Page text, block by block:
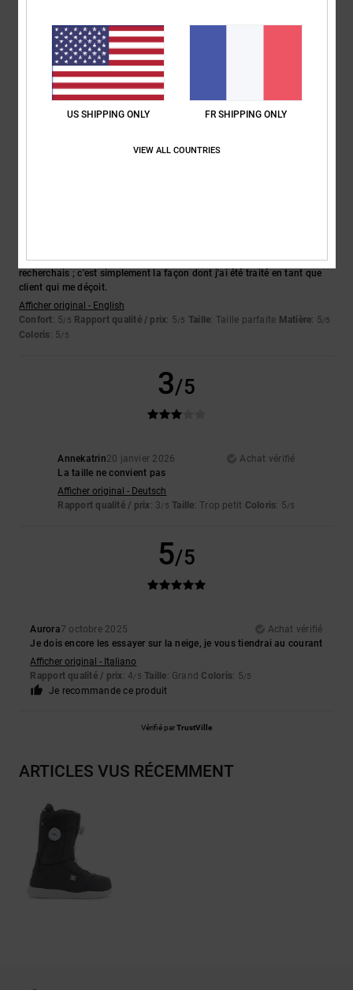
Trop petit Trop grand
Coloris
Les robots en eux-mêmes correspondaient exactement à ce que je
recherchais ; c'est simplement la façon dont j'ai été traité en tant que
client qui me déçoit.
Afficher original - English
Confort: 5/5 Rapport qualité / prix: 5/5 Taille: Taille parfaite Matière: 5/5
Coloris: 5/5
3/5
Annekatrin20 janvier 2026
Achat vérifié
La taille ne convient pas
Afficher original - Deutsch
Rapport qualité / prix: 3/5 Taille: Trop petit Coloris: 5/5
5/5
Aurora7 octobre 2025
Achat vérifié
Je dois encore les essayer sur la neige, je vous tiendrai au courant
Afficher original - Italiano
Rapport qualité / prix: 4/5 Taille: Grand Coloris: 5/5
Je recommande ce produit
Vérifié parTrustVille
ARTICLES VUS RÉCEMMENT
US SHIPPING ONLY FR SHIPPING ONLY
VIEW ALL COUNTRIES